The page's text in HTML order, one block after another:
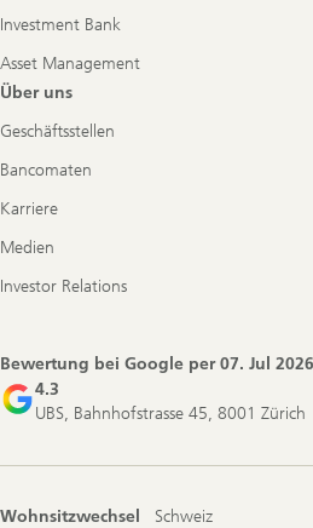
Investment Bank
Asset Management
Über uns
Geschäftsstellen
Bancomaten
Karriere
Medien
Investor Relations
Bewertung bei Google per07. Jul 2026
4.3
UBS, Bahnhofstrasse 45, 8001 Zürich
Wohnsitzwechsel Schweiz